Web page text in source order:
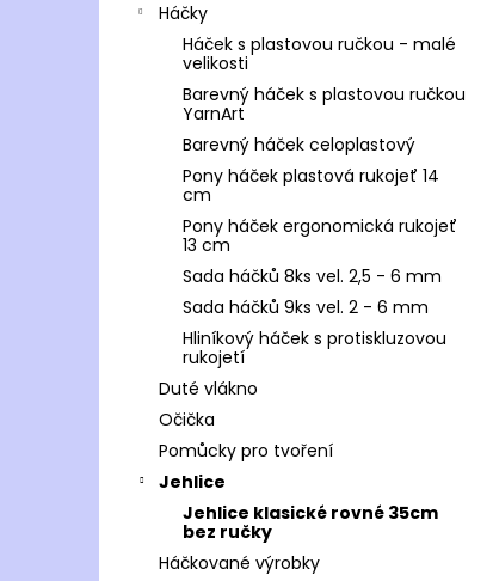
Háčky
Háček s plastovou ručkou - malé
velikosti
Barevný háček s plastovou ručkou
YarnArt
Barevný háček celoplastový
Pony háček plastová rukojeť 14
cm
Pony háček ergonomická rukojeť
13 cm
Sada háčků 8ks vel. 2,5 - 6 mm
Sada háčků 9ks vel. 2 - 6 mm
Hliníkový háček s protiskluzovou
rukojetí
Duté vlákno
Očička
Pomůcky pro tvoření
Jehlice
Jehlice klasické rovné 35cm
bez ručky
Háčkované výrobky